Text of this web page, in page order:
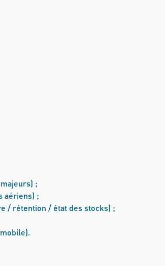
;
aériens) ;
/ rétention / état des stocks) ;